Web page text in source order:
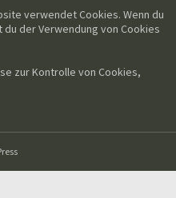
verwendet Cookies. Wenn du
der Verwendung von Cookies
zur Kontrolle von Cookies,